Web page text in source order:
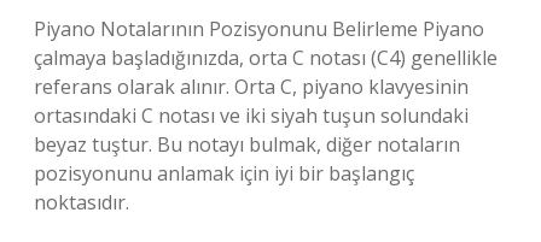
Piyano Notalarının Pozisyonunu Belirleme Piyano
çalmaya başladığınızda, orta C notası (C4) genellikle
referans olarak alınır. Orta C, piyano klavyesinin
ortasındaki C notası ve iki siyah tuşun solundaki
beyaz tuştur. Bu notayı bulmak, diğer notaların
pozisyonunu anlamak için iyi bir başlangıç ​​
noktasıdır.